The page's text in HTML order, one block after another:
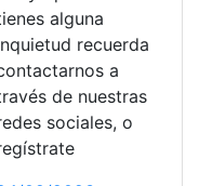
alguna
recuerda
a
de nuestras
sociales, o